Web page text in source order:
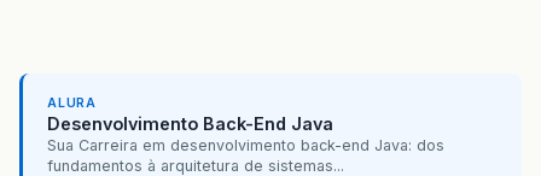
ALURA
Desenvolvimento Back-End Java
Sua Carreira em desenvolvimento back-end Java: dos
fundamentos à arquitetura de sistemas...